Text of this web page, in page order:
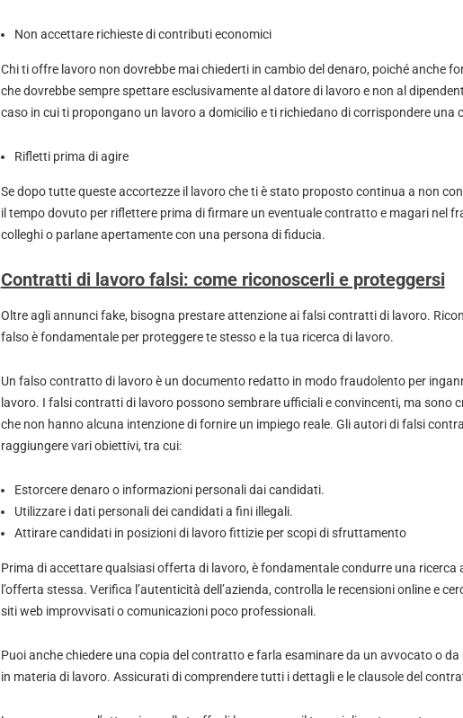
Non accettare richieste di contributi economici
Chi ti offre lavoro non dovrebbe mai chiederti in cambio del denaro, poiché anche
che dovrebbe sempre spettare esclusivamente al datore di lavoro e non al
caso in cui ti propongano un lavoro a domicilio e ti richiedano di corrispondere una
Rifletti prima di agire
Se dopo tutte queste accortezze il lavoro che ti è stato proposto continua a non
il tempo dovuto per riflettere prima di firmare un eventuale contratto e magari nel
colleghi o parlane apertamente con una persona di fiducia.
Contratti di lavoro falsi: come riconoscerli e proteggersi
Oltre agli annunci fake, bisogna prestare attenzione ai falsi contratti di lavoro.
falso è fondamentale per proteggere te stesso e la tua ricerca di lavoro.
Un falso contratto di lavoro è un documento redatto in modo fraudolento per
lavoro. I falsi contratti di lavoro possono sembrare ufficiali e convincenti, ma sono
che non hanno alcuna intenzione di fornire un impiego reale. Gli autori di falsi
raggiungere vari obiettivi, tra cui:
Estorcere denaro o informazioni personali dai candidati.
Utilizzare i dati personali dei candidati a fini illegali.
Attirare candidati in posizioni di lavoro fittizie per scopi di sfruttamento
Prima di accettare qualsiasi offerta di lavoro, è fondamentale condurre una ricerca
l’offerta stessa. Verifica l’autenticità dell’azienda, controlla le recensioni online e
siti web improvvisati o comunicazioni poco professionali.
Puoi anche chiedere una copia del contratto e farla esaminare da un avvocato o
in materia di lavoro. Assicurati di comprendere tutti i dettagli e le clausole del